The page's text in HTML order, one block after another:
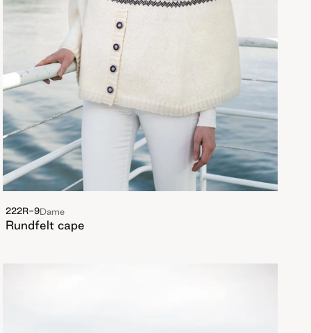
222R-9Dame
Rundfelt cape